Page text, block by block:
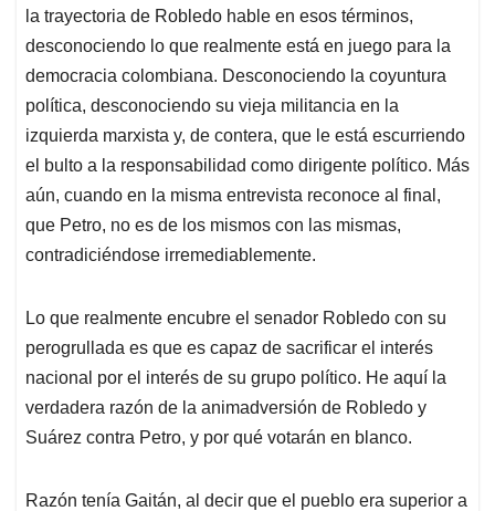
la trayectoria de Robledo hable en esos términos,
desconociendo lo que realmente está en juego para la
democracia colombiana. Desconociendo la coyuntura
política, desconociendo su vieja militancia en la
izquierda marxista y, de contera, que le está escurriendo
el bulto a la responsabilidad como dirigente político. Más
aún, cuando en la misma entrevista reconoce al final,
que Petro, no es de los mismos con las mismas,
contradiciéndose irremediablemente.
Lo que realmente encubre el senador Robledo con su
perogrullada es que es capaz de sacrificar el interés
nacional por el interés de su grupo político. He aquí la
verdadera razón de la animadversión de Robledo y
Suárez contra Petro, y por qué votarán en blanco.
Razón tenía Gaitán, al decir que el pueblo era superior a